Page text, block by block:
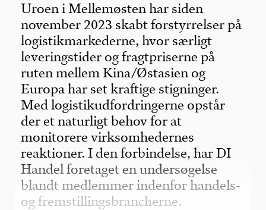
Uroen i Mellemøsten har siden
november 2023 skabt forstyrrelser på
logistikmarkederne, hvor særligt
leveringstider og fragtpriserne på
ruten mellem Kina/Østasien og
Europa har set kraftige stigninger.
Med logistikudfordringerne opstår
der et naturligt behov for at
monitorere virksomhedernes
reaktioner. I den forbindelse, har DI
Handel foretaget en undersøgelse
blandt medlemmer indenfor handels-
og fremstillingsbrancherne.